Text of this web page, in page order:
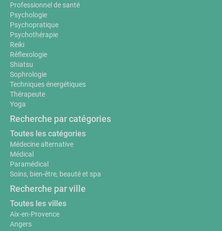
Professionnel de santé
Psychologie
Psychopratique
Psychothérapie
Reiki
Réflexologie
Shiatsu
Sophrologie
Techniques énergétiques
Thérapeute
Yoga
Recherche par catégories
Toutes les catégories
Médecine alternative
Médical
Paramédical
Soins, bien-être, beauté et spa
Recherche par ville
Toutes les villes
Aix-en-Provence
Angers